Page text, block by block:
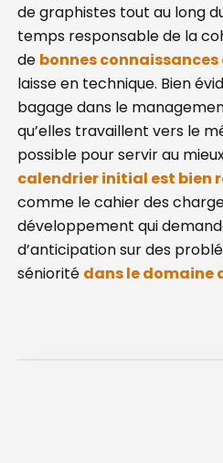
de graphistes tout au long
temps responsable de la
de bonnes
laisse en technique. Bien
bagage dans le
qu’elles travaillent vers le
possible pour servir au
calendrier initial est bien
comme le cahier des
développement qui
d’anticipation sur des
séniorité dans le domaine